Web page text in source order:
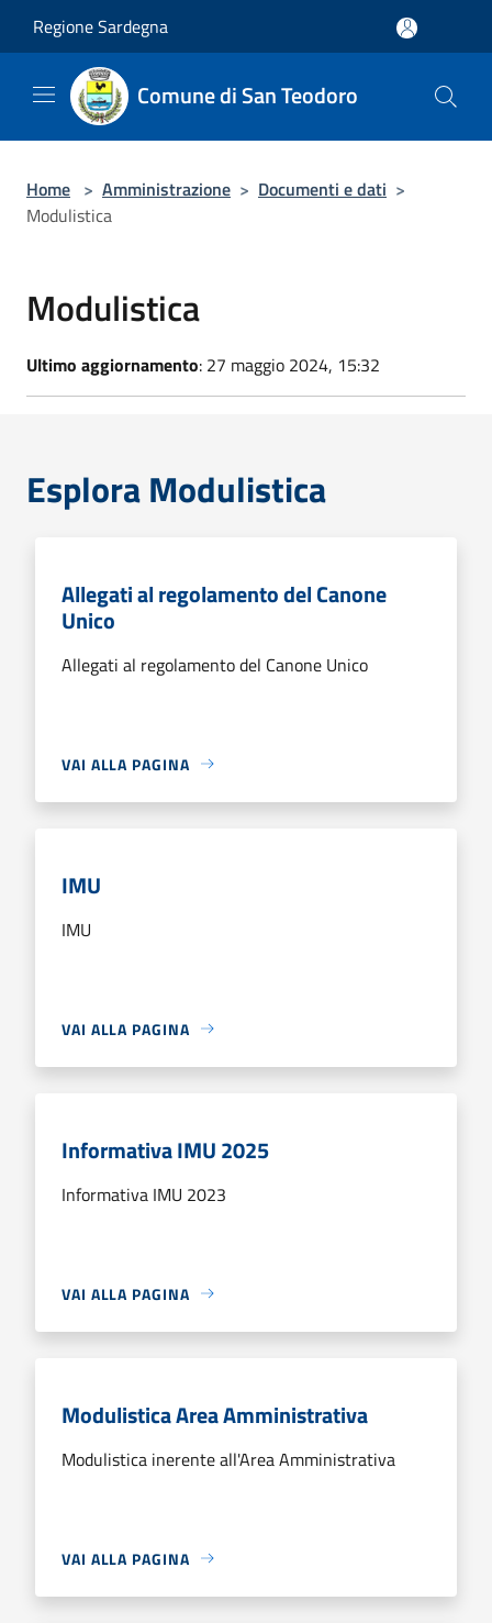
Regione Sardegna
Comune di San Teodoro
Home > Amministrazione > Documenti e dati >
Modulistica
Modulistica
Ultimo aggiornamento: 27 maggio 2024, 15:32
Esplora Modulistica
Allegati al regolamento del Canone
Unico
Allegati al regolamento del Canone Unico
VAI ALLA PAGINA
IMU
IMU
VAI ALLA PAGINA
Informativa IMU 2025
Informativa IMU 2023
VAI ALLA PAGINA
Modulistica Area Amministrativa
Modulistica inerente all'Area Amministrativa
VAI ALLA PAGINA